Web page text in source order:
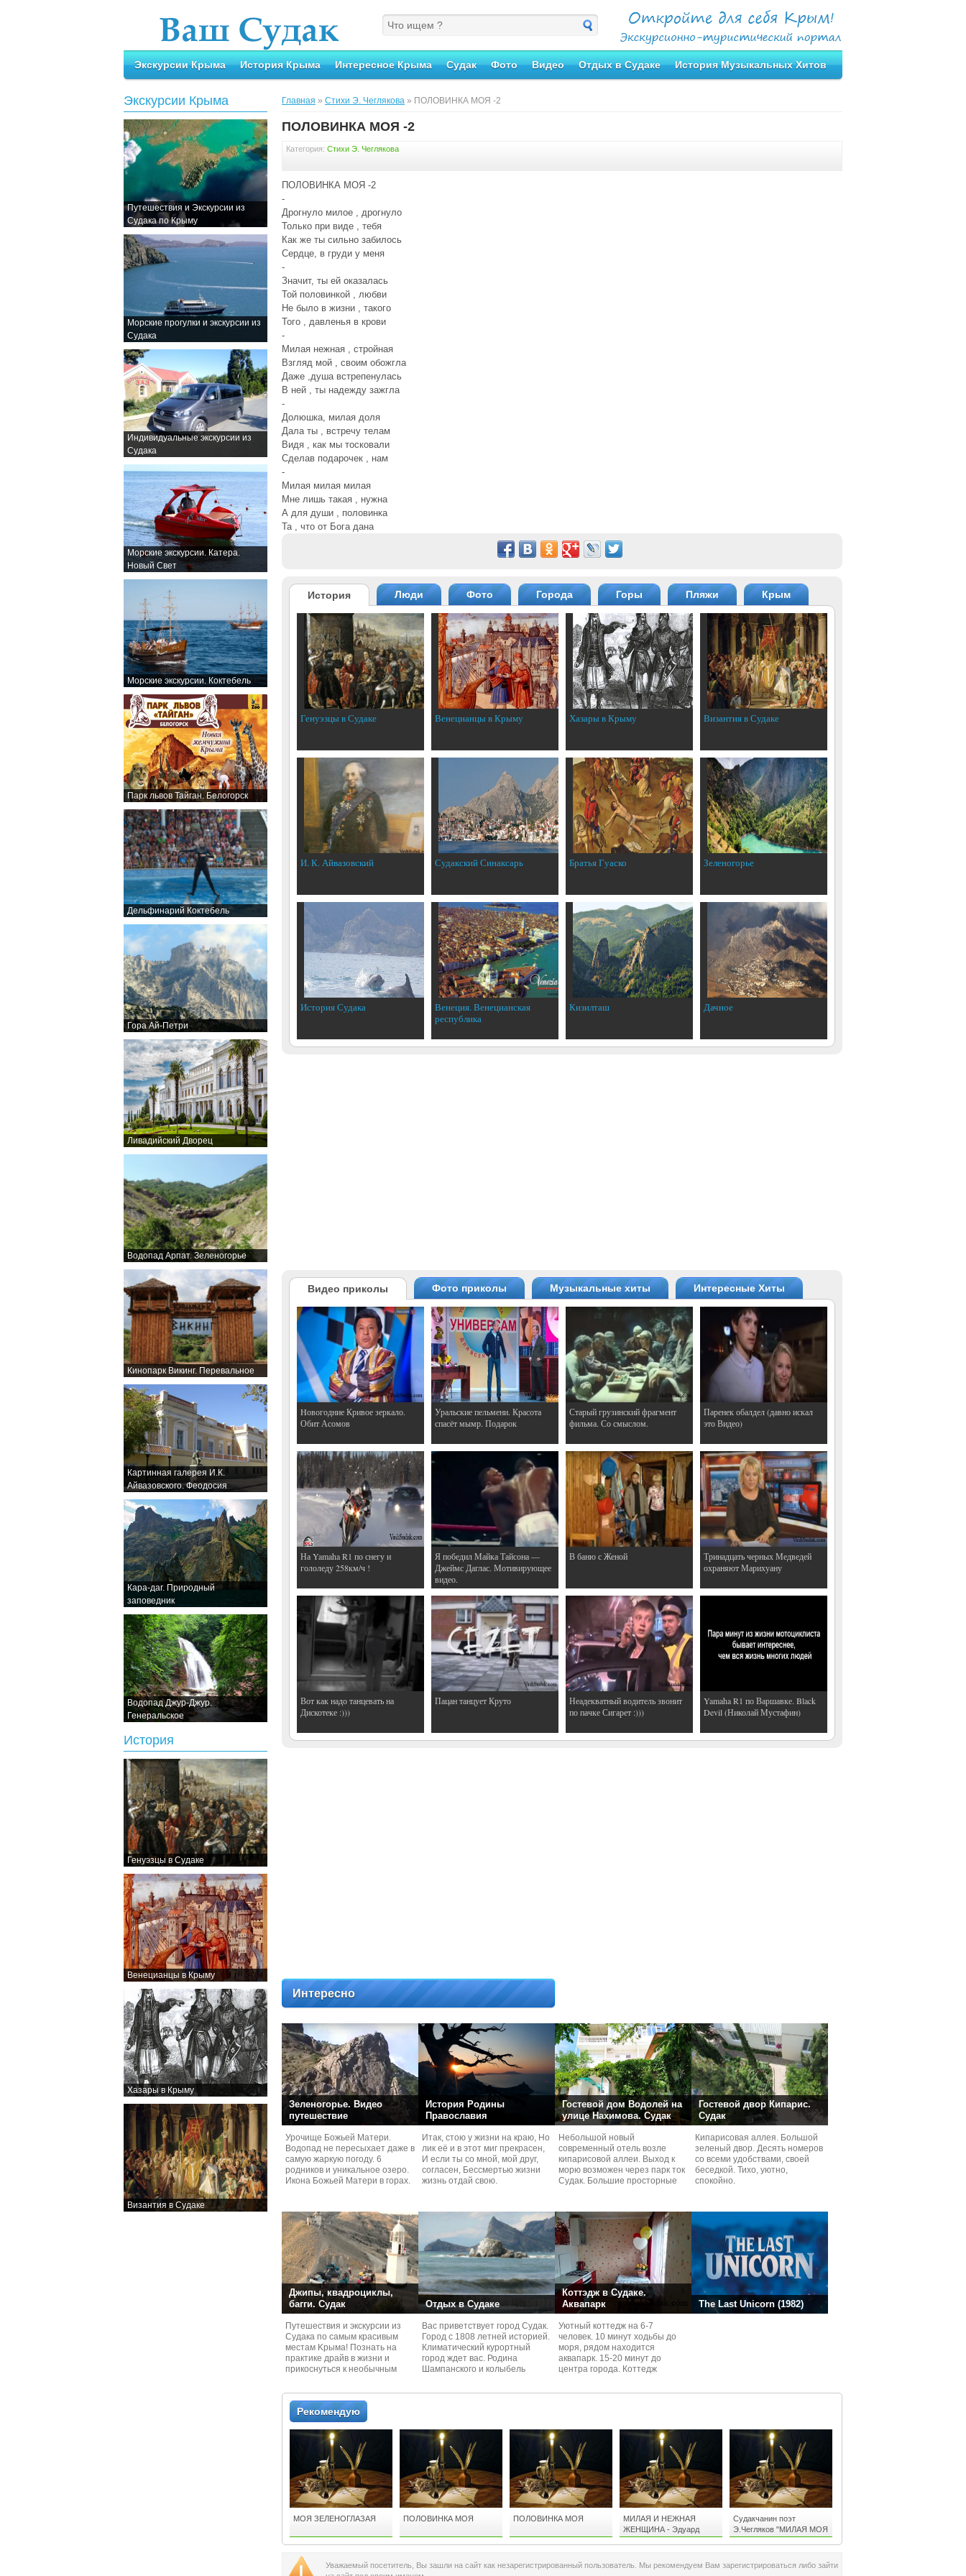
Экскурсии Крыма История Крыма Интересное Крыма Судак Фото Видео Отдых в Судаке История Музыкальных Хитов
Экскурсии Крыма
Путешествия и Экскурсии из
Судака по Крыму
Морские прогулки и экскурсии из
Судака
Индивидуальные экскурсии из
Судака
Морские экскурсии. Катера.
Новый Свет
Морские экскурсии. Коктебель
Парк львов Тайган. Белогорск
Дельфинарий Коктебель
Гора Ай-Петри
Ливадийский Дворец
Водопад Арпат. Зеленогорье
Кинопарк Викинг. Перевальное
Картинная галерея И.К.
Айвазовского. Феодосия
Кара-даг. Природный
заповедник
Водопад Джур-Джур.
Генеральское
История
Генуэзцы в Судаке
Венецианцы в Крыму
Хазары в Крыму
Византия в Судаке
Главная » Стихи Э. Чеглякова » ПОЛОВИНКА МОЯ -2
ПОЛОВИНКА МОЯ -2
Категория: Стихи Э. Чеглякова
ПОЛОВИНКА МОЯ -2
-
Дрогнуло милое , дрогнуло
Только при виде , тебя
Как же ты сильно забилось
Сердце, в груди у меня
-
Значит, ты ей оказалась
Той половинкой , любви
Не было в жизни , такого
Того , давленья в крови
-
Милая нежная , стройная
Взгляд мой , своим обожгла
Даже ,душа встрепенулась
В ней , ты надежду зажгла
-
Долюшка, милая доля
Дала ты , встречу телам
Видя , как мы тосковали
Сделав подарочек , нам
-
Милая милая милая
Мне лишь такая , нужна
А для души , половинка
Та , что от Бога дана
История Люди Фото Города Горы Пляжи Крым
Генуэзцы в Судаке Венецианцы в Крыму Хазары в Крыму Византия в Судаке
И. К. Айвазовский Судакский Синаксарь Братья Гуаско Зеленогорье
История Судака
Венеция. Венецианская
республика
Кизилташ Дачное
Видео приколы Фото приколы Музыкальные хиты Интересные Хиты
Hовогодние Кривое зеркало.
Обит Асомов
Уральские пельмени. Красота
спасёт мымр. Подарок
Старый грузинский фрагмент
фильма. Со смыслом.
Паренек обалдел (давно искал
это Видео)
На Yamaha R1 по снегу и
гололеду 258км/ч !
Я победил Майка Тайсона —
Джеймс Даглас. Мотивирующее
видео.
В баню с Женой
Тринадцать черных Медведей
охраняют Марихуану
Вот как надо танцевать на
Дискотеке :)))
Пацан танцует Круто
Неадекватный водитель звонит
по пачке Сигарет :)))
Yamaha R1 по Варшавке. Black
Devil (Николай Мустафин)
Интересно
Зеленогорье. Видео
путешествие
Урочище Божьей Матери.
Водопад не пересыхает даже в
самую жаркую погоду. 6
родников и уникальное озеро.
Икона Божьей Матери в горах.
История Родины
Православия
Итак, стою у жизни на краю, Но
лик её и в этот миг прекрасен,
И если ты со мной, мой друг,
согласен, Бессмертью жизни
жизнь отдай свою.
Гостевой дом Водолей на
улице Нахимова. Судак
Небольшой новый
современный отель возле
кипарисовой аллеи. Выход к
морю возможен через парк ток
Судaк. Большие просторные
Гостевой двор Кипарис.
Судак
Кипарисовая аллея. Большой
зеленый двор. Десять номеров
со всеми удобствами, своей
беседкой. Тихо, уютно,
спокойно.
Джипы, квадроциклы,
багги. Судак
Путешествия и экскурcии из
Судaка по самым красивым
местам Kрыма! Познать на
практике драйв в жизни и
прикоснуться к необычным
Отдых в Судаке
Вас приветствует город Судак.
Город с 1808 летней историей.
Климатический курортный
город ждет вас. Родина
Шампанского и колыбель
Коттэдж в Судаке.
Аквапарк
Уютный коттедж на 6-7
человек. 10 минут ходьбы до
моря, рядом находится
аквапарк. 15-20 минут до
центра города. Коттедж
The Last Unicorn (1982)
Рекомендую
МОЯ ЗЕЛЕНОГЛАЗАЯ ПОЛОВИНКА МОЯ ПОЛОВИНКА МОЯ
МИЛАЯ И НЕЖНАЯ
ЖЕНЩИНА - Эдуард
Чегляков Судак
Судакчанин поэт
Э.Чегляков "МИЛАЯ МОЯ
ДУША"
Уважаемый посетитель, Вы зашли на сайт как незарегистрированный пользователь. Мы рекомендуем Вам зарегистрироваться либо зайти